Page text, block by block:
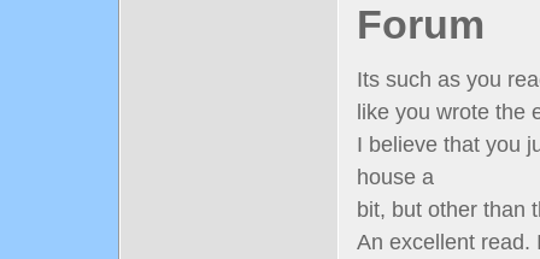
Forum
Its such as you
like you wrote the
I believe that you
house a
bit, but other than
An excellent read.